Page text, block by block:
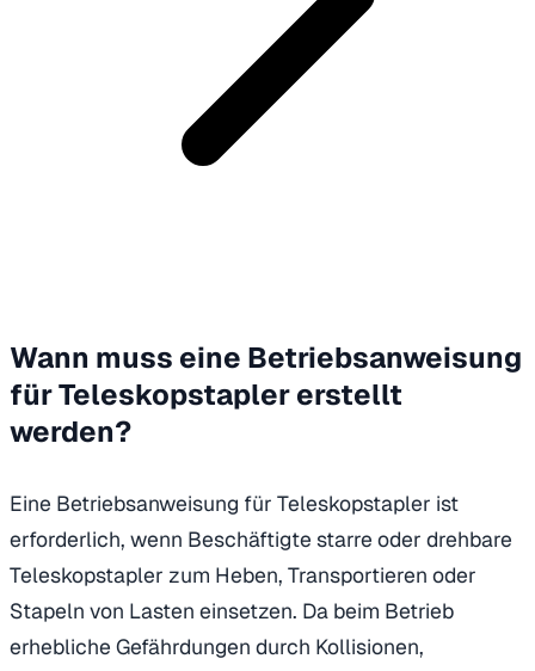
Wann muss eine Betriebsanweisung
für Teleskopstapler erstellt
werden?
Eine Betriebsanweisung für Teleskopstapler ist
erforderlich, wenn Beschäftigte starre oder drehbare
Teleskopstapler zum Heben, Transportieren oder
Stapeln von Lasten einsetzen. Da beim Betrieb
erhebliche Gefährdungen durch Kollisionen,